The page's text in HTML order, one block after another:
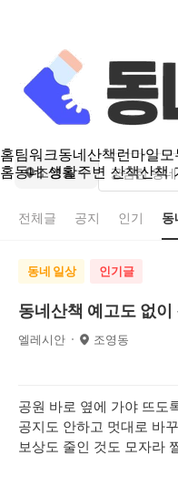
홈팀워크동네산책런마일모
홈동네 생활주변 산책산책
조영동
전체글 공지 인기 동
동네 일상 인기글
동네산책 예고도 없
엘레시안 조영동
공원 바로 옆에 가야 뜨도
공지도 안하고 멋대로 바
보상도 줄인 것도 모자라